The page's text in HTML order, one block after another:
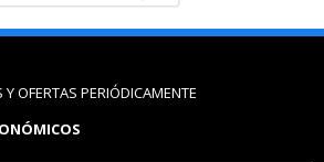
OFERTAS PERIÓDICAMENTE